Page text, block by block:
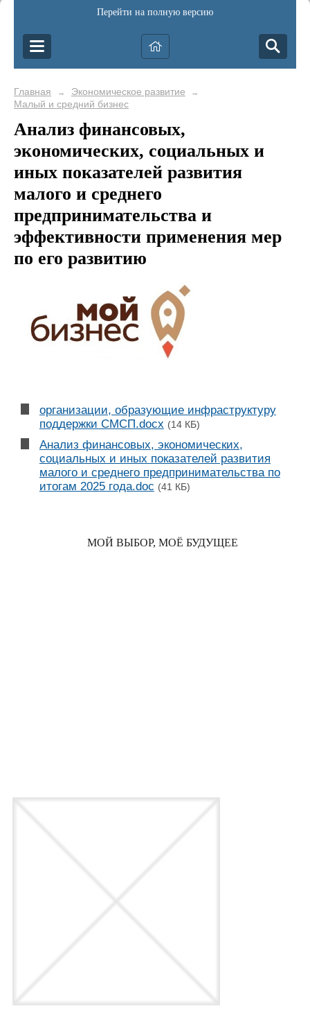
Перейти на полную версию
Главная → Экономическое развитие →
Малый и средний бизнес
Анализ финансовых,
экономических, социальных и
иных показателей развития
малого и среднего
предпринимательства и
эффективности применения мер
по его развитию
организации, образующие инфраструктуру
поддержки СМСП.docx (14 КБ)
Анализ финансовых, экономических,
социальных и иных показателей развития
малого и среднего предпринимательства по
итогам 2025 года.doc (41 КБ)
МОЙ ВЫБОР, МОЁ БУДУЩЕЕ